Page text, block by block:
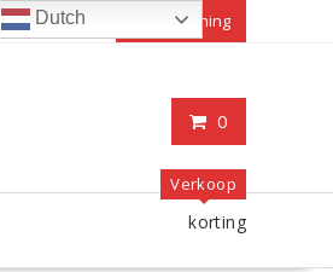
Mijn rekening
0
Verkoop
korting
Dutch